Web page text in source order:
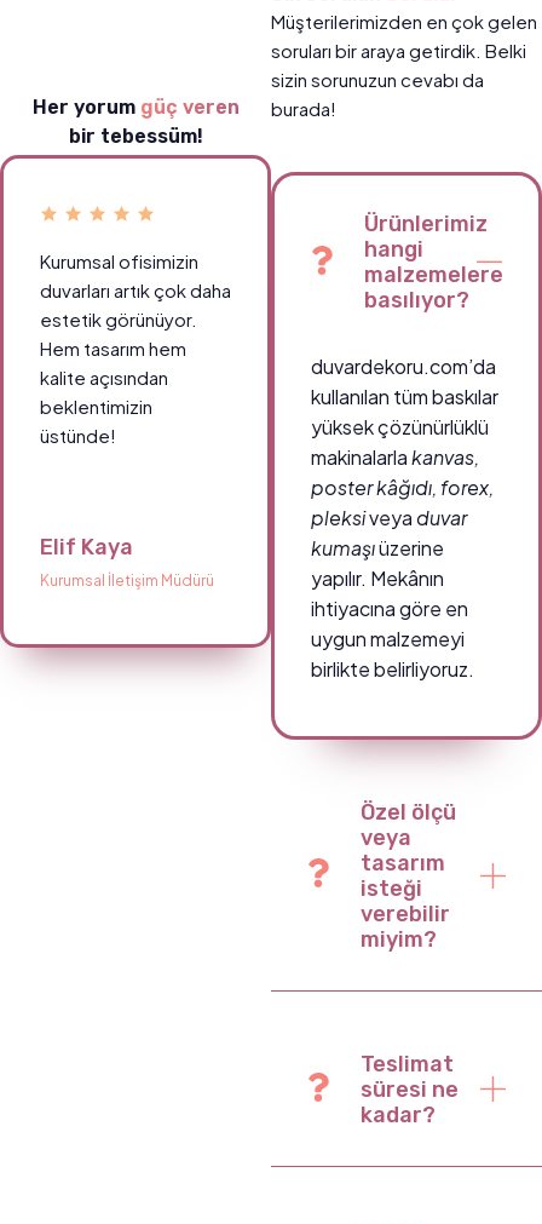
Her yorum güç veren
bir tebessüm!
Kurumsal ofisimizin
duvarları artık çok daha
estetik görünüyor.
Hem tasarım hem
kalite açısından
beklentimizin
üstünde!
Elif Kaya
Kurumsal İletişim Müdürü
Müşterilerimizden en çok gelen
soruları bir araya getirdik. Belki
sizin sorunuzun cevabı da
burada!
Ürünlerimiz
hangi
malzemelere
basılıyor?
duvardekoru.com’da
kullanılan tüm baskılar
yüksek çözünürlüklü
makinalarlakanvas,
poster kâğıdı, forex,
pleksiveya duvar
kumaşıüzerine
yapılır. Mekânın
ihtiyacına göre en
uygun malzemeyi
birlikte belirliyoruz.
Özel ölçü
veya
tasarım
isteği
verebilir
miyim?
Teslimat
süresi ne
kadar?